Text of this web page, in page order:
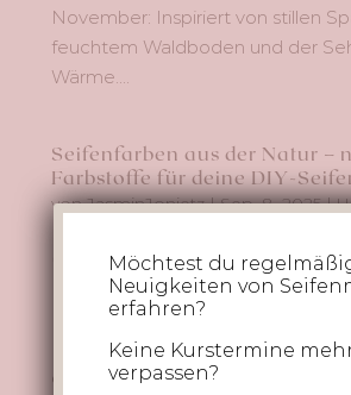
November: Inspiriert von stillen
feuchtem Waldboden und der
Wärme....
Seifenfarben aus der Natur –
Farbstoffe für deine DIY-
vonJasminJonietz|Sep. 8, 2025|
🎨 Seifenfarben aus der Natur –
Pflanzenkraft Bei Seifenmagie
Nicht nur der Duft macht den
Farbe lässt deine Seife
erzählen.Goldgelber Kurkuma,
Möchtest du
Neuigkeiten von
erfahren?
Keine Kurstermine
verpassen?